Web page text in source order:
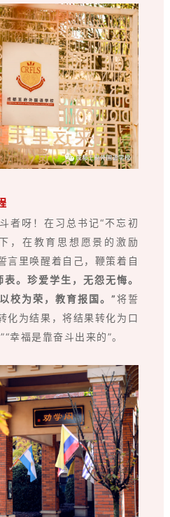
呀！在习总书记“不忘初
，在教育思想愿景的激励
言里唤醒着自己，鞭策着自
。珍爱学生，无怨无悔。
校为荣，教育报国。”将誓
化为结果，将结果转化为口
幸福是靠奋斗出来的”。